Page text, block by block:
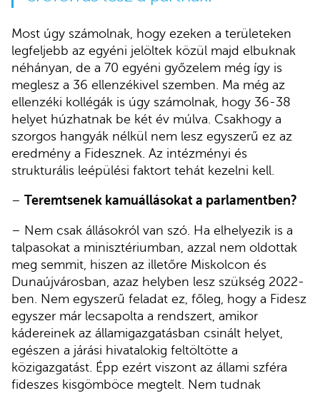
Most úgy számolnak, hogy ezeken a területeken
legfeljebb az egyéni jelöltek közül majd elbuknak
néhányan, de a 70 egyéni győzelem még így is
meglesz a 36 ellenzékivel szemben. Ma még az
ellenzéki kollégák is úgy számolnak, hogy 36-38
helyet húzhatnak be két év múlva. Csakhogy a
szorgos hangyák nélkül nem lesz egyszerű ez az
eredmény a Fidesznek. Az intézményi és
strukturális leépülési faktort tehát kezelni kell.
– Teremtsenek kamuállásokat a parlamentben?
– Nem csak állásokról van szó. Ha elhelyezik is a
talpasokat a minisztériumban, azzal nem oldottak
meg semmit, hiszen az illetőre Miskolcon és
Dunaújvárosban, azaz helyben lesz szükség 2022-
ben. Nem egyszerű feladat ez, főleg, hogy a Fidesz
egyszer már lecsapolta a rendszert, amikor
kádereinek az államigazgatásban csinált helyet,
egészen a járási hivatalokig feltöltötte a
közigazgatást. Épp ezért viszont az állami szféra
fideszes kisgömböce megtelt. Nem tudnak